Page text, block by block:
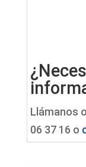
Llámanos
06 37 16 o